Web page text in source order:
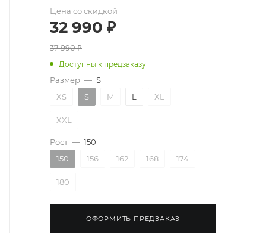
Цена со скидкой
32 990 ₽
37 990₽
Доступны к предзаказу
Размер — S
XS
S M L XL
XXL
Рост — 150
150
156 162 168 174
180
ОФОРМИТЬ ПРЕДЗАКАЗ